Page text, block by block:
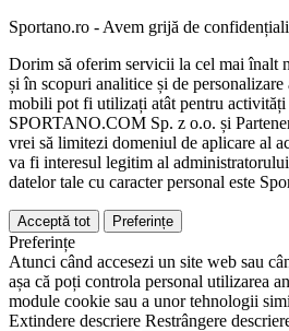
Sportano.ro - Avem grijă de
Dorim să oferim servicii la cel mai înalt
și în scopuri analitice și de
mobili pot fi utilizați atât pentru activități
SPORTANO.COM Sp. z o.o. și
vrei să limitezi domeniul de aplicare al
va fi interesul legitim al
datelor tale cu caracter personal este
Acceptă tot Preferințe
Preferințe
Atunci când accesezi un site web sau
așa că poți controla personal utilizarea
module cookie sau a unor tehnologii
Extindere descriere Restrângere